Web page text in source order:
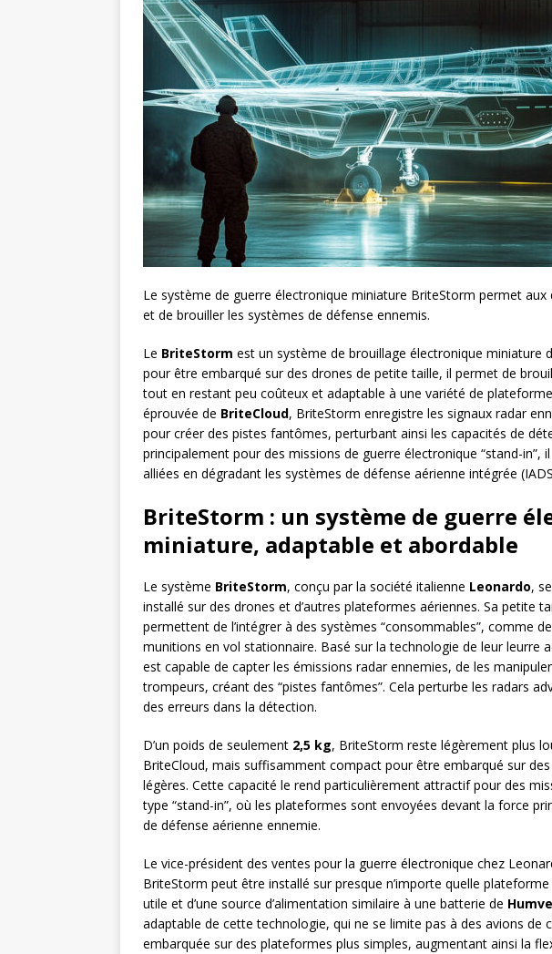
Le système de guerre électronique miniature BriteStorm permet
et de brouiller les systèmes de défense ennemis.
Le BriteStorm est un système de brouillage électronique miniature
pour être embarqué sur des drones de petite taille, il permet de
tout en restant peu coûteux et adaptable à une variété de
éprouvée de BriteCloud, BriteStorm enregistre les signaux radar
pour créer des pistes fantômes, perturbant ainsi les capacités de
principalement pour des missions de guerre électronique “stand-in”,
alliées en dégradant les systèmes de défense aérienne intégrée
BriteStorm : un système de guerre
miniature, adaptable et abordable
Le système BriteStorm, conçu par la société italienne Leonardo,
installé sur des drones et d’autres plateformes aériennes. Sa petite
permettent de l’intégrer à des systèmes “consommables”, comme
munitions en vol stationnaire. Basé sur la technologie de leur leurre
est capable de capter les émissions radar ennemies, de les
trompeurs, créant des “pistes fantômes”. Cela perturbe les radars
des erreurs dans la détection.
D’un poids de seulement 2,5 kg, BriteStorm reste légèrement plus
BriteCloud, mais suffisamment compact pour être embarqué sur
légères. Cette capacité le rend particulièrement attractif pour des
type “stand-in”, où les plateformes sont envoyées devant la force
de défense aérienne ennemie.
Le vice-président des ventes pour la guerre électronique chez
BriteStorm peut être installé sur presque n’importe quelle plateforme
utile et d’une source d’alimentation similaire à une batterie de
adaptable de cette technologie, qui ne se limite pas à des avions de
embarquée sur des plateformes plus simples, augmentant ainsi la